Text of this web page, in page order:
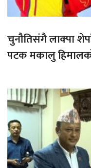
चुनौतिसंगै लाक्पा
पटक मकालु